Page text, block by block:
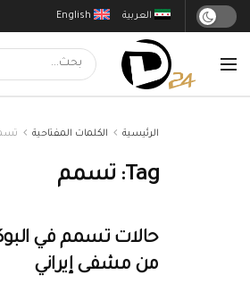
English العربية
الرئيسية الكلمات المفتاحية
Tag: تسمم
حالات تسمم في
من مشفى إيراني